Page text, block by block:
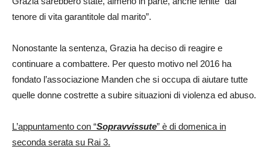
tenore di vita garantitole dal marito”.
Nonostante la sentenza, Grazia ha deciso di reagire e
continuare a combattere. Per questo motivo nel 2016 ha
fondato l’associazione Manden che si occupa di aiutare tutte
quelle donne costrette a subire situazioni di violenza ed abuso.
L’appuntamento con “Sopravvissute” è di domenica in
seconda serata su Rai 3.